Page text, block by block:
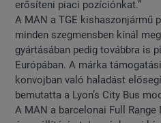
erősíteni piaci pozíciónkat.”
A MAN a TGE kishaszonjármű
minden szegmensben kínál
gyártásában pedig továbbra is
Európában. A márka
konvojban való haladást
bemutatta a Lyon’s City Bus
A MAN a barcelonai Full